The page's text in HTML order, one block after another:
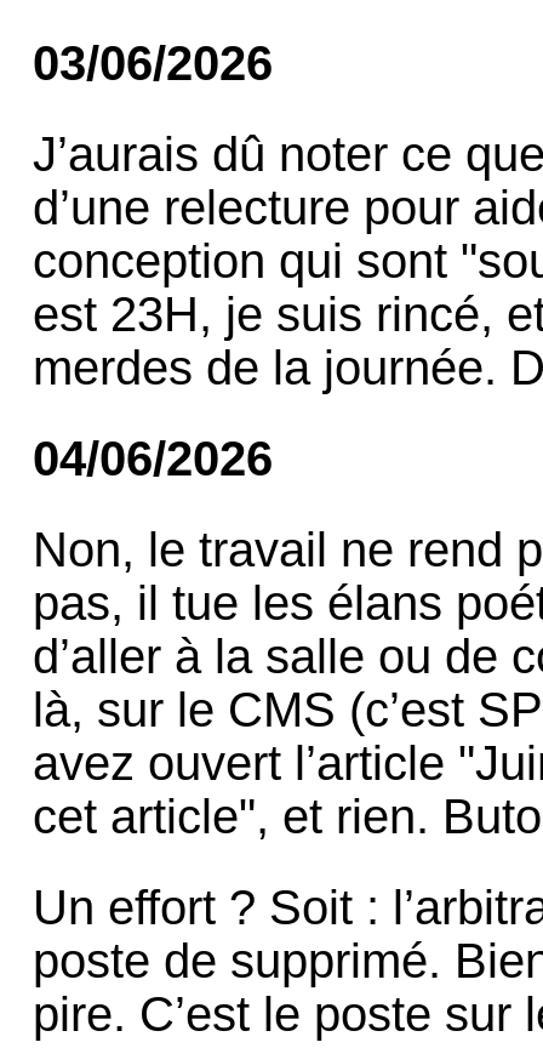
03/06/2026
J’aurais dû noter ce
d’une relecture pour
conception qui sont
est 23H, je suis rincé,
merdes de la journée.
04/06/2026
Non, le travail ne rend
pas, il tue les élans
d’aller à la salle ou de
là, sur le CMS (c’est
avez ouvert l’article
cet article", et rien.
Un effort ? Soit :
poste de supprimé.
pire. C’est le poste sur